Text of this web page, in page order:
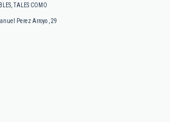
TALES COMO
Perez Arroyo , 29